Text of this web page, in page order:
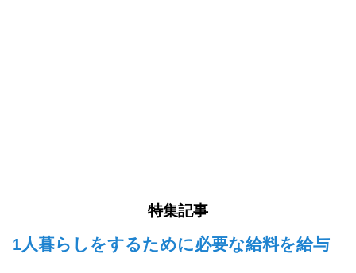
特集記事
1人暮らしをするために必要な給料を給与